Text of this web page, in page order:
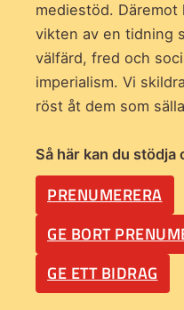
mediestöd. Däremot
vikten av en tidning
välfärd, fred och
imperialism. Vi
röst åt dem som
Så här kan du stödja
PRENUMERERA
GE BORT
GE ETT BIDRAG